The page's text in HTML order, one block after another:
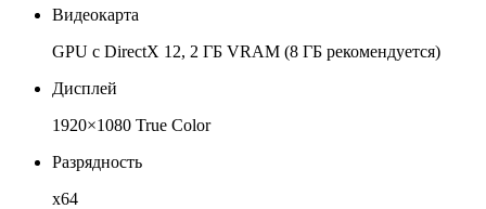
Видеокарта
GPU с DirectX 12, 2 ГБ VRAM (8 ГБ рекомендуется)
Дисплей
1920×1080 True Color
Разрядность
x64